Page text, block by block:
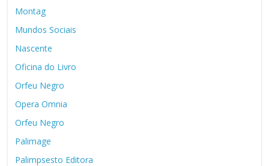
Montag
Mundos Sociais
Nascente
Oficina do Livro
Orfeu Negro
Opera Omnia
Orfeu Negro
Palimage
Palimpsesto Editora